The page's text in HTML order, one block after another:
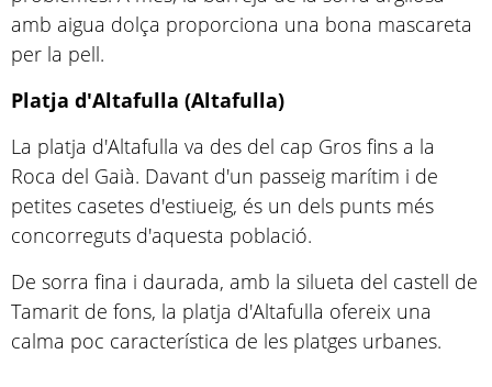
amb aigua dolça proporciona una bona mascareta
per la pell.
Platja d'Altafulla (Altafulla)
La platja d'Altafulla va des del cap Gros fins a la
Roca del Gaià. Davant d'un passeig marítim i de
petites casetes d'estiueig, és un dels punts més
concorreguts d'aquesta població.
De sorra fina i daurada, amb la silueta del castell de
Tamarit de fons, la platja d'Altafulla ofereix una
calma poc característica de les platges urbanes.